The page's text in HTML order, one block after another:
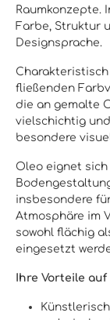
Raumkonzepte.
Farbe, Struktur
Designsprache.
fließenden
die an gemalte
vielschichtig
besondere
Oleo eignet
insbesondere
Atmosphäre im
sowohl flächig
eingesetzt
Ihre Vorteile auf